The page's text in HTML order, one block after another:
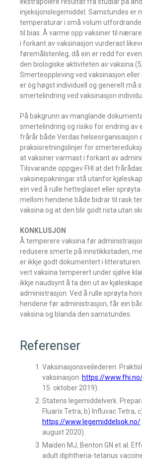
injeksjonslegemiddel. Samstundes er
temperaturar i små volum utfordrande
til bias. Å varme opp vaksiner til
i forkant av vaksinasjon vurderast
føremålstenleg, då ein er redd for
den biologiske aktiviteten av vaksina (5,
Smerteoppleving ved vaksinasjon eller
er òg høgst individuell og generelt må
smertelindring ved vaksinasjon
På bakgrunn av manglande
smertelindring og risiko for endring av
frårår både Verdas helseorganisasjon
praksisretningslinjer for
at vaksiner varmast i forkant av
Tilsvarande oppgjev FHI at det
vaksinepakningar stå utanfor
ein ved å rulle hetteglaset eller
mellom hendene både bidrar til rask
vaksina og at den blir godt rista utan
KONKLUSJON
Å temperere vaksina før
redusere smerte på innstikkstaden,
er ikkje godt dokumentert i
vert vaksina temperert under sjølve
ikkje naudsynt å ta den ut av
administrasjon. Ved å rulle sprøyta
hendene før administrasjon, får ein
vaksina og blanda den samstundes.
Referenser
Vaksinasjonsveilederen:
vaksinasjon. https://
15. oktober 2019).
Statens legemiddelverk.
Fluarix Tetra, b) Influvac Tetra,
https://www.legemiddelsok.no/
august 2020).
Maiden MJ, Benton GN et al.
adult diphtheria-tetanus